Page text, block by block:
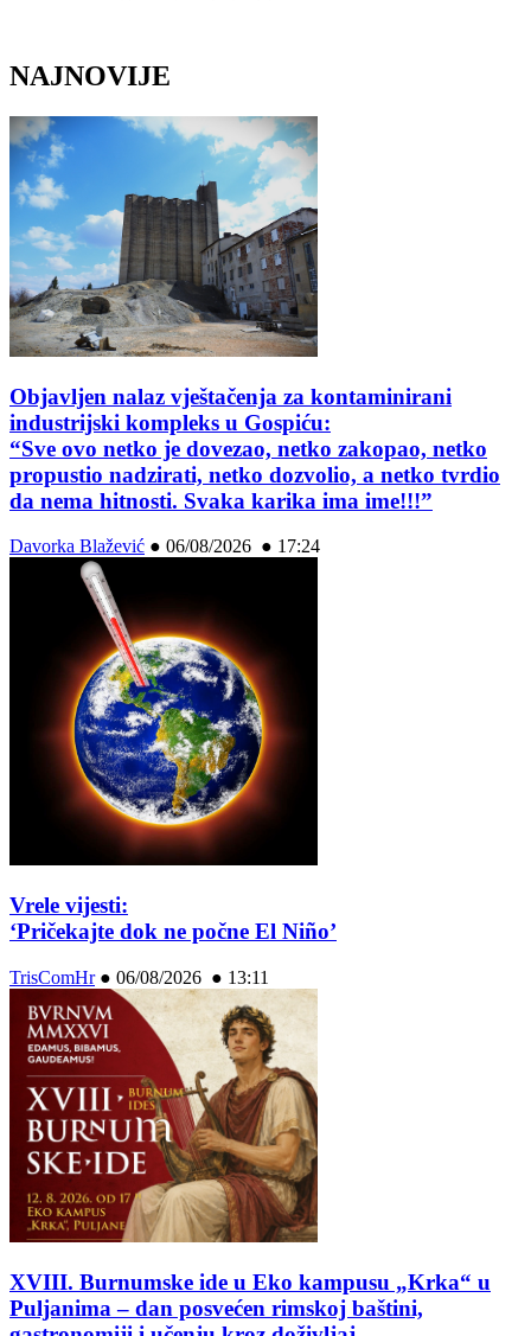
NAJNOVIJE
Objavljen nalaz vještačenja za kontaminirani
industrijski kompleks u Gospiću:
“Sve ovo netko je dovezao, netko zakopao, netko
propustio nadzirati, netko dozvolio, a netko tvrdio
da nema hitnosti. Svaka karika ima ime!!!”
Davorka Blažević ● 06/08/2026 ● 17:24
Vrele vijesti:
‘Pričekajte dok ne počne El Niño’
TrisComHr● 06/08/2026 ● 13:11
XVIII. Burnumske ide u Eko kampusu „Krka“ u
Puljanima – dan posvećen rimskoj baštini,